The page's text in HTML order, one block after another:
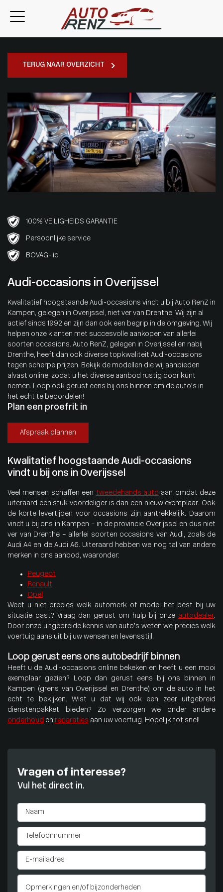
TERUG NAAR OVERZICHT
100% VEILIGHEIDS GARANTIE
Persoonlijke service
BOVAG-lid
Audi-occasions in Overijssel
Kwalitatief hoogstaande Audi-occasions vindt u bij Auto RenZ in
Kampen, gelegen in Overijssel, niet ver van Drenthe. Wij zijn al
actief sinds 1992 en zijn dan ook een begrip in de omgeving. Wij
helpen onze klanten met succesvolle aankopen van allerlei
soorten occasions. Auto RenZ, gelegen in Overijssel en nabij
Drenthe, heeft dan ook diverse topkwaliteit Audi-occasions
tegen scherpe prijzen. Bekijk de modellen die wij aanbieden
alvast online, zodat u het diverse aanbod rustig door kunt
nemen. Loop ook gerust eens bij ons binnen om de auto’s in
het echt te beoordelen!
Plan een proefrit in
Afspraak plannen
Kwalitatief hoogstaande Audi-occasions
vindt u bij ons in Overijssel
Veel mensen schaffen een tweedehands auto aan omdat deze
uiteraard een stuk voordeliger is dan een nieuw exemplaar. Ook
de korte levertijden voor occasions zijn aantrekkelijk. Daarom
vindt u bij ons in Kampen – in de provincie Overijssel en dus niet
ver van Drenthe – allerlei soorten occasions van Audi, zoals de
Audi A4 en de Audi A6. Uiteraard hebben we nog tal van andere
merken in ons aanbod, waaronder:
Peugeot
Renault
Opel
Weet u niet precies welk automerk of model het best bij uw
situatie past? Vraag dan gerust om hulp bij onze autodealer.
Door onze uitgebreide kennis van auto’s weten we precies welk
voertuig aansluit bij uw wensen en levensstijl.
Loop gerust eens ons autobedrijf binnen
Heeft u de Audi-occasions online bekeken en heeft u een mooi
exemplaar gezien? Loop dan gerust eens bij ons binnen in
Kampen (grens van Overijssel en Drenthe) om de auto in het
echt te bekijken. Wist u dat wij ook een zeer uitgebreid
dienstenpakket bieden? Zo verzorgen we onder andere
onderhoud en reparaties aan uw voertuig. Hopelijk tot snel!
Vragen of interesse?
Vul het direct in.